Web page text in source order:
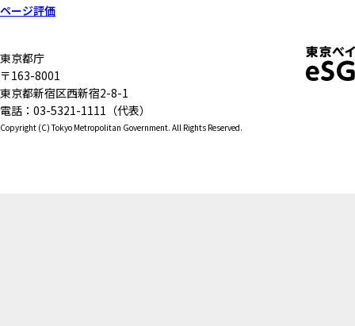
ページ評価
東京都庁
〒163-8001
東京都新宿区西新宿2-8-1
電話：03-5321-1111（代表）
Copyright (C) Tokyo Metropolitan Government. All Rights Reserved.